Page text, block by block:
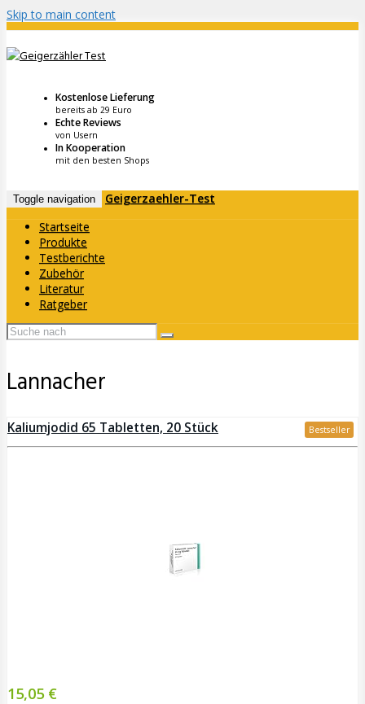
Skip to main content
Kostenlose Lieferung
bereits ab 29 Euro
Echte Reviews
von Usern
In Kooperation
mit den besten Shops
Toggle navigation
Geigerzaehler-Test
Startseite
Produkte
Testberichte
Zubehör
Literatur
Ratgeber
Lannacher
Bestseller
Kaliumjodid 65 Tabletten, 20 Stück
15,05 €